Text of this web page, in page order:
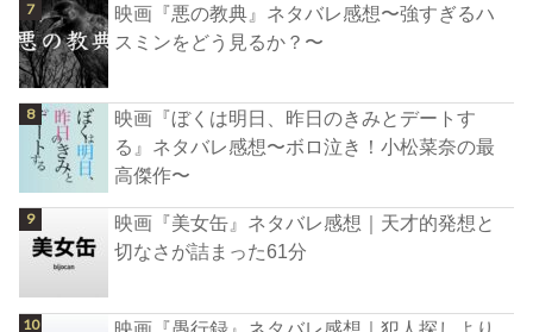
映画『悪の教典』ネタバレ感想〜強すぎるハ
スミンをどう見るか？〜
映画『ぼくは明日、昨日のきみとデートす
る』ネタバレ感想〜ボロ泣き！小松菜奈の最
高傑作〜
映画『美女缶』ネタバレ感想｜天才的発想と
切なさが詰まった61分